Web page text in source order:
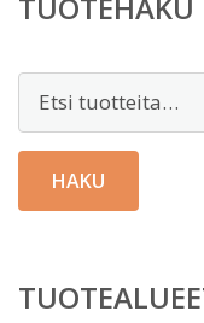
Etsi:
HAKU